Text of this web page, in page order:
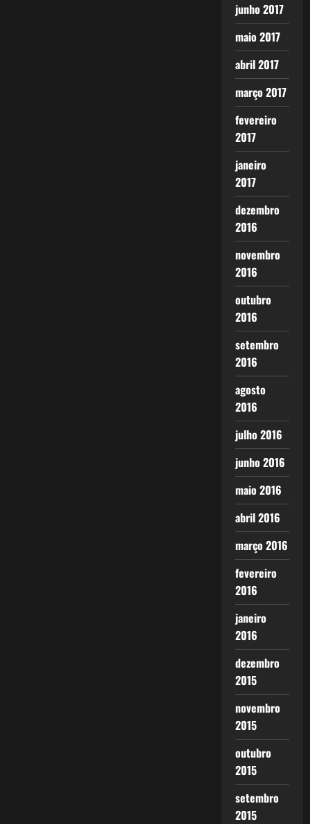
junho 2017
maio 2017
abril 2017
março 2017
fevereiro
2017
janeiro
2017
dezembro
2016
novembro
2016
outubro
2016
setembro
2016
agosto
2016
julho 2016
junho 2016
maio 2016
abril 2016
março 2016
fevereiro
2016
janeiro
2016
dezembro
2015
novembro
2015
outubro
2015
setembro
2015